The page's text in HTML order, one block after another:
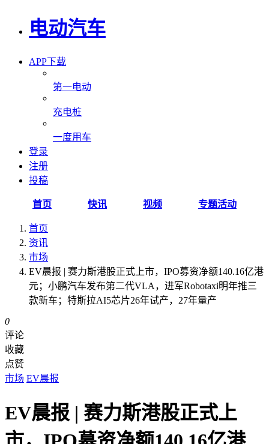
电动汽车
APP下载
第一电动
充电桩
一度用车
登录
注册
投稿
首页 快讯 视频 专题活动
首页
资讯
市场
EV晨报 | 赛力斯港股正式上市，IPO募资净额140.16亿港
元；小鹏汽车发布第二代VLA，进军Robotaxi明年推三
款新车；特斯拉AI5芯片26年试产，27年量产
0
评论
收藏
点赞
市场 EV晨报
EV晨报 | 赛力斯港股正式上